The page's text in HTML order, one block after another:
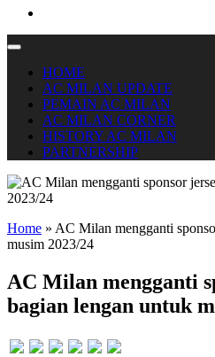
HOME
AC MILAN UPDATE
PEMAIN AC MILAN
AC MILAN CORNER
HISTORY AC MILAN
PARTNERSHIP
Home » AC Milan mengganti
musim 2023/24
AC Milan mengganti
bagian lengan untuk